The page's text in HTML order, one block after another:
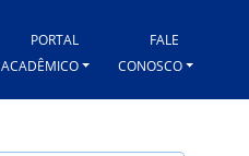
PORTAL
ACADÊMICO
FALE
CONOSCO